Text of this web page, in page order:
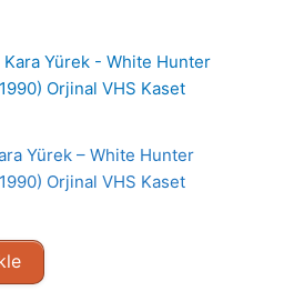
Yürek – White Hunter
Orjinal VHS Kaset